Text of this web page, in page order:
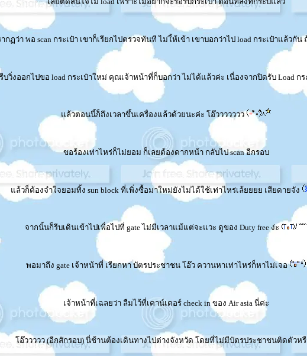
ฏว่า พอ scan กระเป๋า เขาก็เรียกไปตรวจทันที ไม่ใ้ห้เข้า เขาบอกว่าไป load กระเป๋าแล้วกัน
บวิ่งออกไปขอ load กระเป๋าใหม่ คุณเจ้าหน้าที่ก็บอกว่า ไม่ได้แล้วค่ะ เนื่องจากปิดรับ Load กร
ล้วตอนนี้ก็ถึงเวลาขึ้นเครื่องแล้วด้วยนะค่ะ โอ๊ววววววว
ขอร้องเท่าไหร่ก็ไม่ยอม ก็เลยต้องดากหน้า กลับไป scan อีกรอบ
ล้วก็ต้องจำใจยอมทิ้ง sun block ที่เพิ่งซื้อมาใหม่ยังไม่ได้ใช้เท่าไหร่เล้ยยยย เสียดายจัง
จากนั้นก็รีบเดินเข้าไปเพื่อไปที่ gate ไม่มีเวลาแม้แต่จะแวะ ดูของ Duty free ง่ะ
พอมาถึง gate เจ้าหน้าที่ เรียกหา บัตรประชาชน โอ๊ว ควานหาเท่าไหร่ก็หาไม่เจอ
เจ้าหน้าที่เฉลยว่า ลืมไว้ที่เคาน์เตอร์ check in ของ Air asia นี่ค่ะ
อ๊ววววว (อีกสักรอบ) นี่ช้านต้องเดินทางไปต่างจังหวัด โดยที่ไม่มีบัตรประชาชนติดตัวห